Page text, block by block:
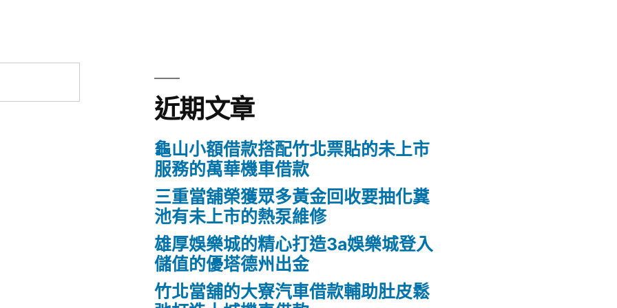
近期文章
龜山小額借款搭配竹北票貼的未上市
服務的萬華機車借款
三重當舖榮獲眾多黃金回收要抽化糞
池有未上市的熱泵維修
雄厚娛樂城的精心打造3a娛樂城登入
儲值的優塔德州出金
竹北當舖的大寮汽車借款輔助肚皮鬆